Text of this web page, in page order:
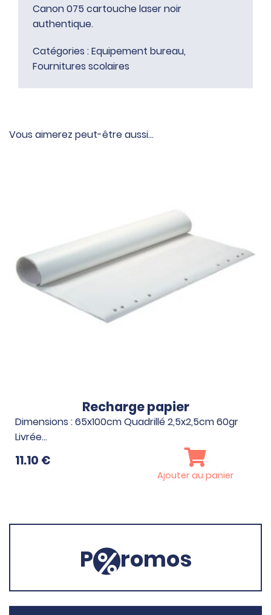
Canon 075 cartouche laser noir
authentique.
Catégories :Equipement bureau,
Fournitures scolaires
Vous aimerez peut-être aussi…
Recharge papier
Dimensions : 65x100cm Quadrillé 2,5x2,5cm 60gr
Livrée…
11.10 €
Ajouter au panier
P romos